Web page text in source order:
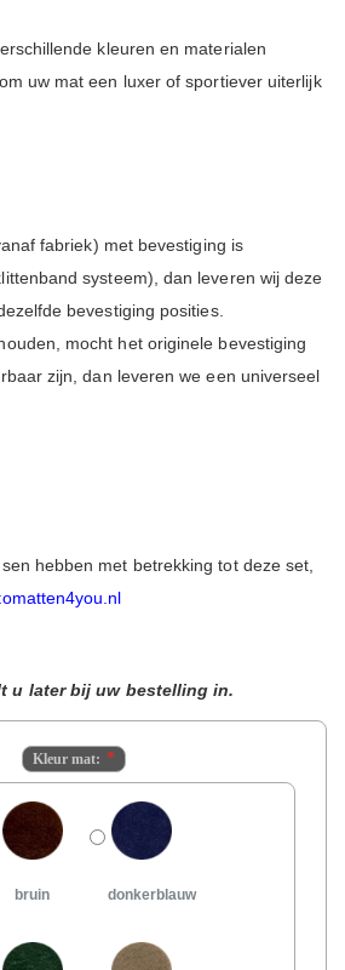
kleuren en materialen
uw mat een luxer of sportiever uiterlijk
fabriek) met bevestiging is
systeem), dan leveren wij deze
bevestiging posities.
mocht het originele bevestiging
zijn, dan leveren we een universeel
hebben met betrekking tot deze set,
u later bij uw bestelling in.
Kleur mat:
bruin donkerblauw